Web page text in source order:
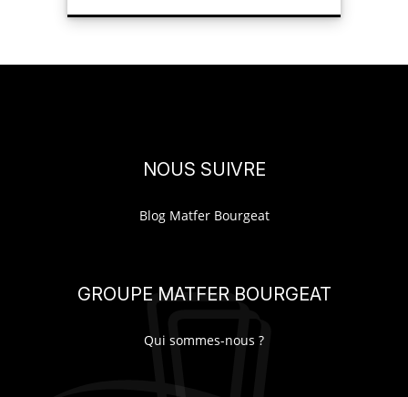
NOUS SUIVRE
Blog Matfer Bourgeat
GROUPE MATFER BOURGEAT
Qui sommes-nous ?